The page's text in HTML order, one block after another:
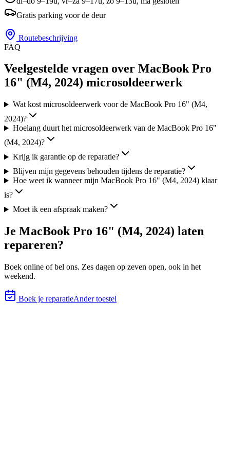
Gratis parking voor de deur
Routebeschrijving
FAQ
Veelgestelde vragen over MacBook Pro
16" (M4, 2024) microsoldeerwerk
Wat kost microsoldeerwerk voor de MacBook Pro 16" (M4,
2024)?
Hoelang duurt het microsoldeerwerk van de MacBook Pro 16"
(M4, 2024)?
Krijg ik garantie op de reparatie?
Blijven mijn gegevens behouden tijdens de reparatie?
Hoe weet ik wanneer mijn MacBook Pro 16" (M4, 2024) klaar
is?
Moet ik een afspraak maken?
Je MacBook Pro 16" (M4, 2024) laten
repareren?
Boek online of bel ons. Zes dagen op zeven open, ook in het
weekend.
Boek je reparatieAnder toestel